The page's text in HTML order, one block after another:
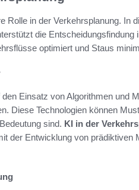
Rolle in der Verkehrsplanung. In
die
optimiert und Staus
Einsatz von Algorithmen und
Diese Technologien können
sind. KI in der
der Entwicklung von prädiktiven